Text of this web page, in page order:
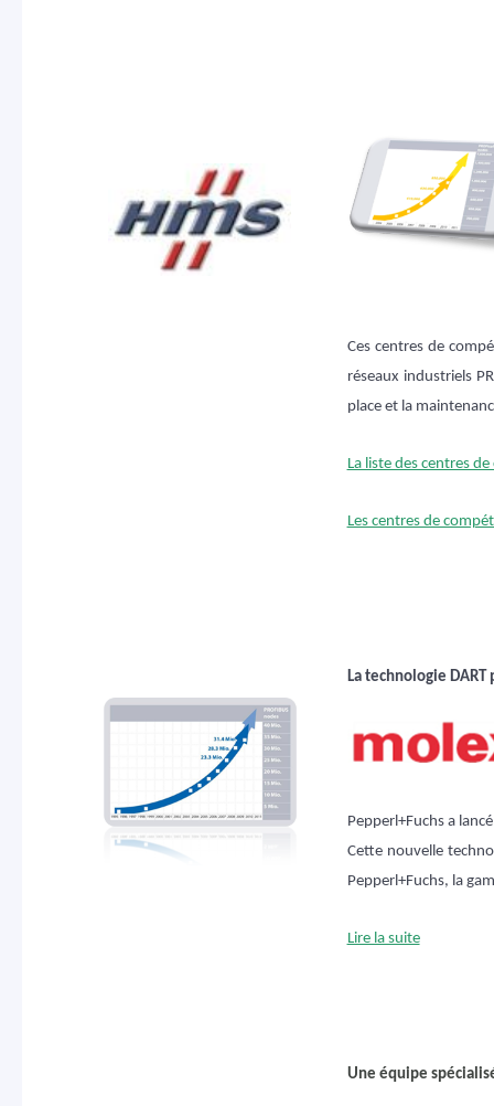
Ces centres de
réseaux industriels
place et la
La liste des centres
Les centres de
La technologie
Pepperl+Fuchs a
Cette nouvelle
Pepperl+Fuchs, la
Lire la suite
Une équipe